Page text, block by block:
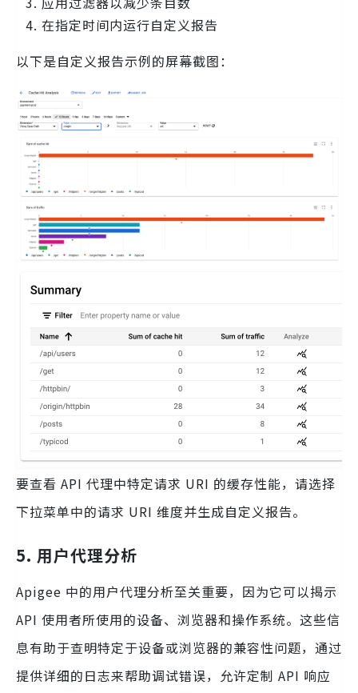
在指定时间内运行自定义报告
以下是自定义报告示例的屏幕截图：
要查看 API 代理中特定请求 URI 的缓存性能，请选择
下拉菜单中的请求 URI 维度并生成自定义报告。
5. 用户代理分析
Apigee 中的用户代理分析至关重要，因为它可以揭示
API 使用者所使用的设备、浏览器和操作系统。这些信
息有助于查明特定于设备或浏览器的兼容性问题，通过
提供详细的日志来帮助调试错误，允许定制 API 响应